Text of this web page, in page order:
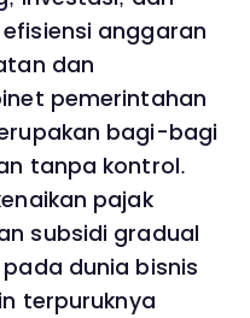
anggaran
dan
pemerintahan
bagi-bagi
tanpa kontrol.
pajak
subsidi gradual
dunia bisnis
terpuruknya